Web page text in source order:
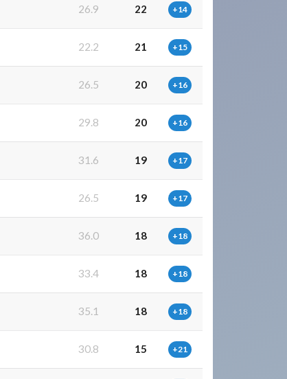
26.9 22 +14
22.2 21 +15
26.5 20 +16
29.8 20 +16
31.6 19 +17
26.5 19 +17
36.0 18 +18
33.4 18 +18
35.1 18 +18
30.8 15 +21